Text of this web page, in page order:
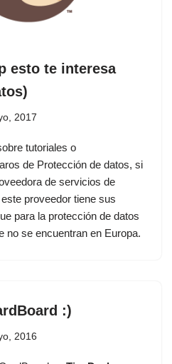
esto te interesa
2017
tutoriales o
de Protección de datos, si
de servicios de
proveedor tiene sus
para la protección de datos
no se encuentran en Europa.
:)
2016